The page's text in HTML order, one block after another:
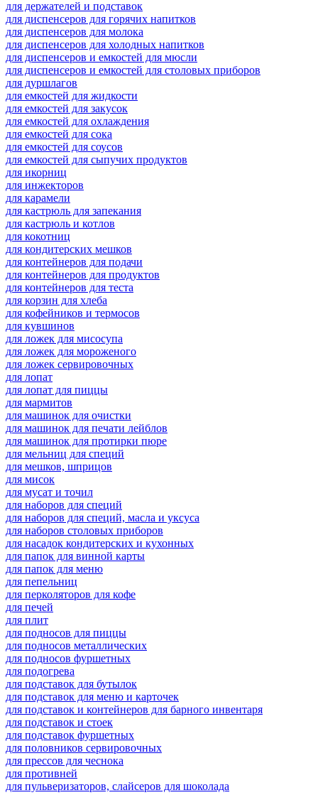
для держателей и подставок
для диспенсеров для горячих напитков
для диспенсеров для молока
для диспенсеров для холодных напитков
для диспенсеров и емкостей для мюсли
для диспенсеров и емкостей для столовых приборов
для дуршлагов
для емкостей для жидкости
для емкостей для закусок
для емкостей для охлаждения
для емкостей для сока
для емкостей для соусов
для емкостей для сыпучих продуктов
для икорниц
для инжекторов
для карамели
для кастрюль для запекания
для кастрюль и котлов
для кокотниц
для кондитерских мешков
для контейнеров для подачи
для контейнеров для продуктов
для контейнеров для теста
для корзин для хлеба
для кофейников и термосов
для кувшинов
для ложек для мисосупа
для ложек для мороженого
для ложек сервировочных
для лопат
для лопат для пиццы
для мармитов
для машинок для очистки
для машинок для печати лейблов
для машинок для протирки пюре
для мельниц для специй
для мешков, шприцов
для мисок
для мусат и точил
для наборов для специй
для наборов для специй, масла и уксуса
для наборов столовых приборов
для насадок кондитерских и кухонных
для папок для винной карты
для папок для меню
для пепельниц
для перколяторов для кофе
для печей
для плит
для подносов для пиццы
для подносов металлических
для подносов фуршетных
для подогрева
для подставок для бутылок
для подставок для меню и карточек
для подставок и контейнеров для барного инвентаря
для подставок и стоек
для подставок фуршетных
для половников сервировочных
для прессов для чеснока
для противней
для пульверизаторов, слайсеров для шоколада